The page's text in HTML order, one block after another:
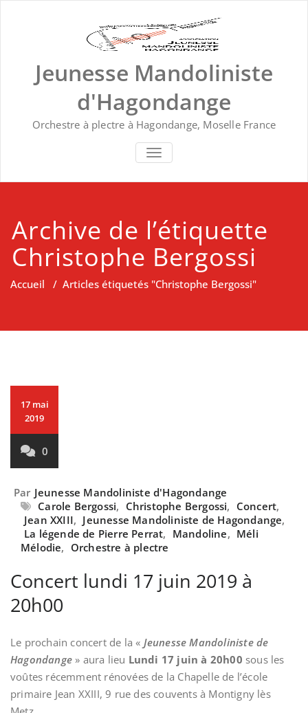
Jeunesse Mandoliniste
d'Hagondange
Orchestre à plectre à Hagondange, Moselle France
TOGGLE NAVIGATION
Archive de l’étiquette
Christophe Bergossi
Accueil / Articles étiquetés "Christophe Bergossi"
17 mai
2019
0
Par Jeunesse Mandoliniste d'Hagondange
Carole Bergossi, Christophe Bergossi, Concert,
Jean XXIII, Jeunesse Mandoliniste de Hagondange,
La légende de Pierre Perrat, Mandoline, Méli
Mélodie, Orchestre à plectre
Concert lundi 17 juin 2019 à
20h00
Le prochain concert de la « Jeunesse Mandoliniste de
Hagondange » aura lieu Lundi 17 juin à 20h00 sous les
voûtes récemment rénovées de la Chapelle de l’école
primaire Jean XXIII, 9 rue des couvents à Montigny lès